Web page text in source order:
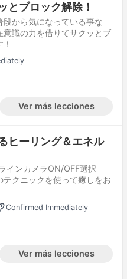
とブロック解除！
から気になっている事な
意識の力を借りてサクッとブ
Ver más lecciones
ヒーリング＆エネル
インカメラON/OFF選択
クニックを使って癒しをお
Confirmed Immediately
Ver más lecciones